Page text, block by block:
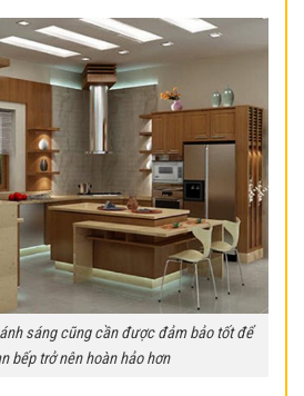
sáng cũng cần được đảm bảo tốt để
bếp trở nên hoàn hảo hơn